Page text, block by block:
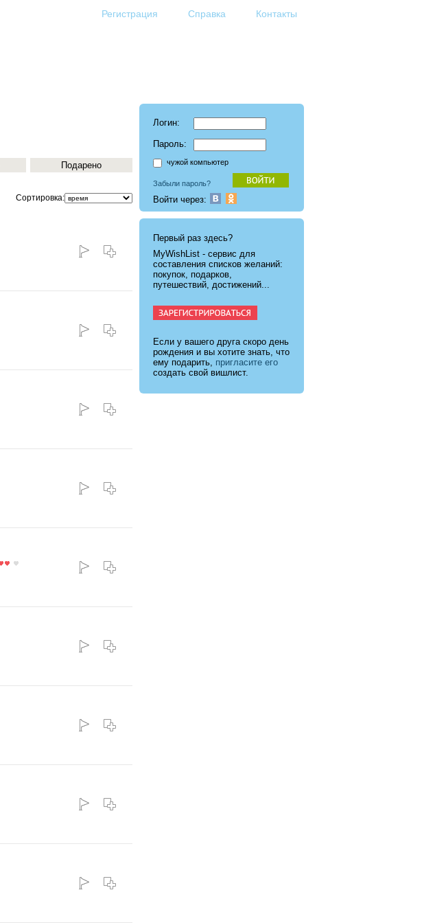
Регистрация Справка Контакты
Подарено
Сортировка:
Логин:
Пароль:
чужой компьютер
Забыли пароль?
Войти через:
Первый раз здесь?
MyWishList - cервис для
составления списков желаний:
покупок, подарков,
путешествий, достижений...
Если у вашего друга скоро день
рождения и вы хотите знать, что
ему подарить, пригласите его
создать свой вишлист.